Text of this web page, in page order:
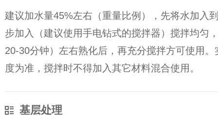
建议加水量45%左右（重量比例），先将水加入
步加入（建议使用手电钻式的搅拌器）搅拌均匀
20-30分钟）左右熟化后，再充分搅拌方可使用
度为准，搅拌时不得加入其它材料混合使用。
基层处理